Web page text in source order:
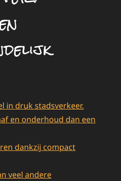
in druk stadsverkeer.
en onderhoud dan een
dankzij compact
veel andere